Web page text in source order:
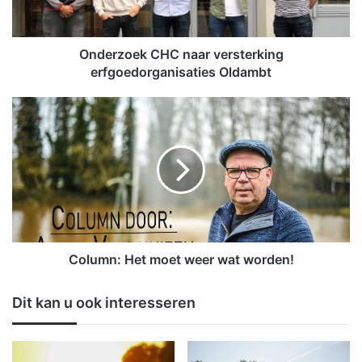
k
n
a
a
r
v
e
r
t
i
n
g
Onderzoek CHC naar versterking
erfgoedorganisaties Oldambt
C
o
l
u
m
n
:
H
e
e
t
w
Column: Het moet weer wat worden!
Dit kan u ook interesseren